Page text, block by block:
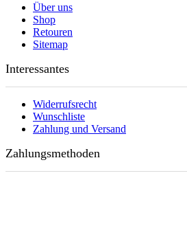
Über uns
Shop
Retouren
Sitemap
Interessantes
Widerrufsrecht
Wunschliste
Zahlung und Versand
Zahlungsmethoden